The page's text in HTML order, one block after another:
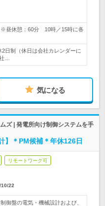
※昼休憩：60分 10時／15時に各
日制（休日は会社カレンダーに
…
気になる
ズ | 発電所向け制御システムを手
】＊PM候補＊年休126日
リモートワーク可
22
御盤の電気・機械設計および、